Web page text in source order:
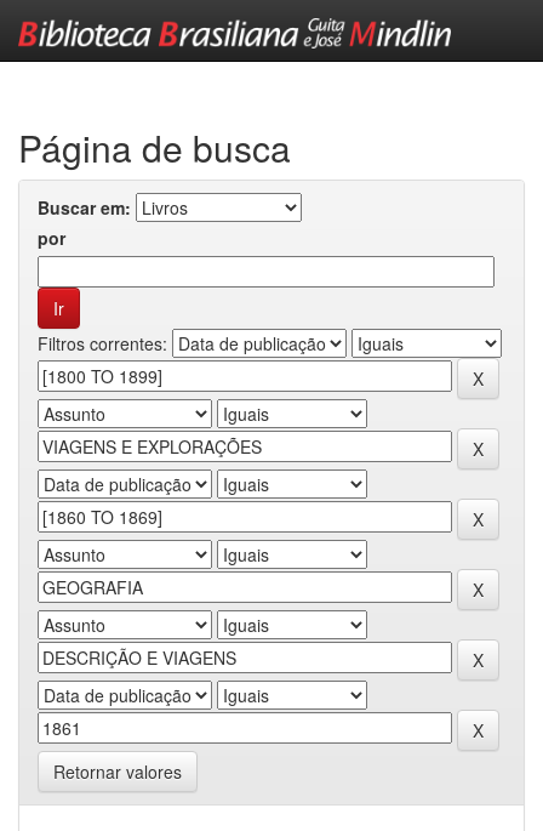
Página de busca
Buscar em:
por
Filtros correntes:
Retornar valores